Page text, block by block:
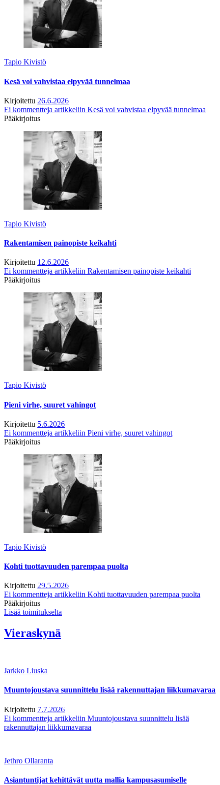
Tapio Kivistö
Kesä voi vahvistaa elpyvää tunnelmaa
Kirjoitettu 26.6.2026
Ei kommentteja artikkeliin Kesä voi vahvistaa elpyvää tunnelmaa
Pääkirjoitus
Tapio Kivistö
Rakentamisen painopiste keikahti
Kirjoitettu 12.6.2026
Ei kommentteja artikkeliin Rakentamisen painopiste keikahti
Pääkirjoitus
Tapio Kivistö
Pieni virhe, suuret vahingot
Kirjoitettu 5.6.2026
Ei kommentteja artikkeliin Pieni virhe, suuret vahingot
Pääkirjoitus
Tapio Kivistö
Kohti tuottavuuden parempaa puolta
Kirjoitettu 29.5.2026
Ei kommentteja artikkeliin Kohti tuottavuuden parempaa puolta
Pääkirjoitus
Lisää toimitukselta
Vieraskynä
Jarkko Liuska
Muuntojoustava suunnittelu lisää rakennuttajan liikkumavaraa
Kirjoitettu 7.7.2026
Ei kommentteja artikkeliin Muuntojoustava suunnittelu lisää
rakennuttajan liikkumavaraa
Jethro Ollaranta
Asiantuntijat kehittävät uutta mallia kampusasumiselle